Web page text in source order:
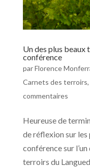
Un des plus beaux
conférence
parFlorence
Carnets des terroirs,
commentaires
Heureuse de
de réflexion sur
conférence sur
terroirs du